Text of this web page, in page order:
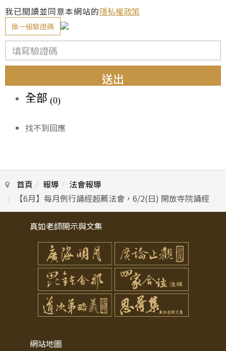
我已閱讀並同意本網站的隱私權政策
換一組驗證碼
送出
全部 (0)
找不到回應
首頁 報導
法會報導
【6月】每月例行誦經超薦法會，6/2(日) 開放寺院誦經
真如老師開示與文集
網站地圖